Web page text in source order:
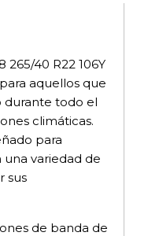
265/40 R22 106Y
aquellos que
durante todo el
climáticas.
para
variedad de
sus
de banda de